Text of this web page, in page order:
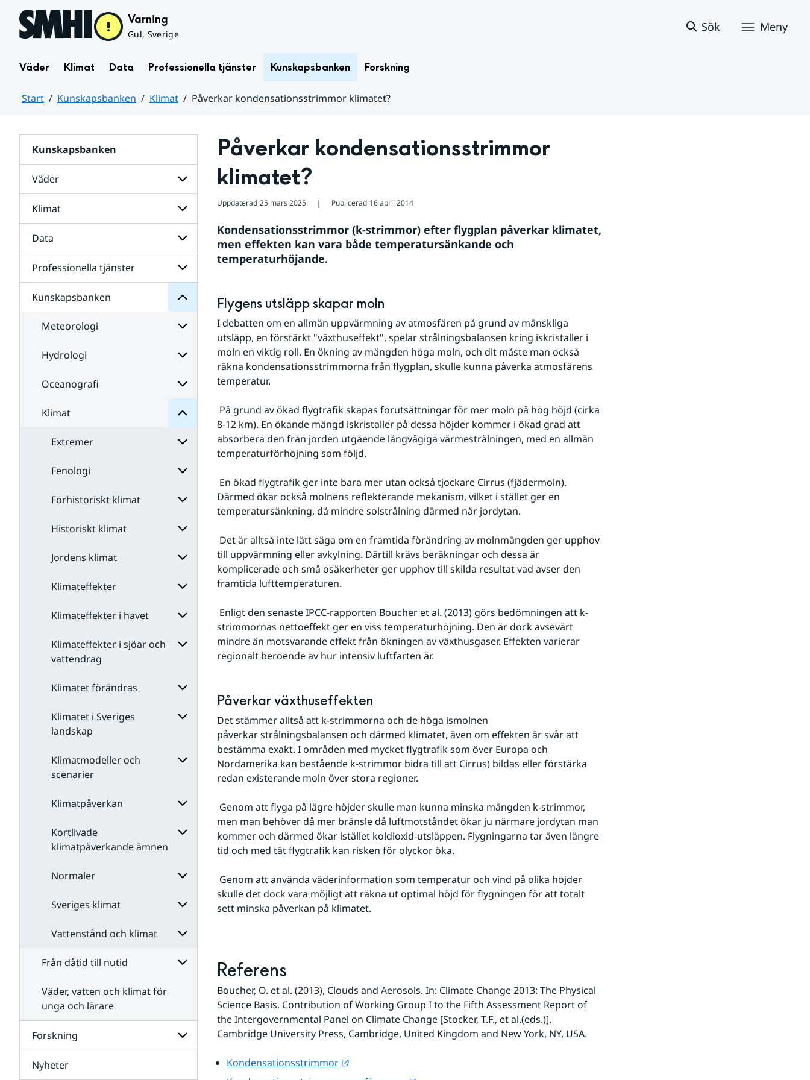
Hoppa till sidans innehåll Varning
Gul, Sverige
Sök Meny
Väder Klimat Data Professionella tjänster Kunskapsbanken Forskning
Start Kunskapsbanken Klimat
Påverkar kondensationsstrimmor klimatet?
Kunskapsbanken
Väder
Undersidor
för
Väder
Klimat
Undersidor
för
Klimat
Data
Undersidor
för
Data
Professionella tjänster
Undersidor
Professionella
tjänster
Kunskapsbanken
Undersidor
för
Kunskapsbanken
Meteorologi
Undersidor
Meteorologi
Hydrologi
Undersidor
Hydrologi
Oceanografi
Undersidor
Oceanografi
Klimat
Undersidor
Klimat
Extremer
Undersidor
Extremer
Fenologi
Undersidor
Fenologi
Förhistoriskt klimat
Undersidor
Förhistoriskt
klimat
Historiskt klimat
Undersidor
Historiskt
klimat
Jordens klimat
Undersidor
Jordens
klimat
Klimateffekter
Undersidor
Klimateffekter
Klimateffekter i havet
Undersidor
havet
Klimateffekter i sjöar och
vattendrag
för
Klimateffekter
sjöar
vattendrag
Klimatet förändras
Undersidor
Klimatet i Sveriges
landskap
Undersidor
för
landskap
Klimatmodeller och
scenarier
för
Klimatmodeller
scenarier
Klimatpåverkan
Undersidor
Klimatpåverkan
Kortlivade
klimatpåverkande ämnen
för
klimatpåverkande
ämnen
Normaler
Undersidor
Normaler
Sveriges klimat
Undersidor
Sveriges
klimat
Vattenstånd och klimat
Undersidor
Vattenstånd
Från dåtid till nutid
Undersidor
till
nutid
Väder, vatten och klimat för
unga och lärare
Forskning
Undersidor
Nyheter
Påverkar kondensationsstrimmor
klimatet?
Uppdaterad 25 mars 2025 ❘ Publicerad 16 april 2014
Kondensationsstrimmor (k-strimmor) efter flygplan påverkar klimatet,
men effekten kan vara både temperatursänkande och
temperaturhöjande.
Flygens utsläpp skapar moln
I debatten om en allmän uppvärmning av atmosfären på grund av mänskliga
utsläpp, en förstärkt "växthuseffekt", spelar strålningsbalansen kring iskristaller i
moln en viktig roll. En ökning av mängden höga moln, och dit måste man också
räkna kondensationsstrimmorna från flygplan, skulle kunna påverka atmosfärens
temperatur.
8-12 km). En ökande mängd iskristaller på dessa höjder kommer i ökad grad att
absorbera den från jorden utgående långvågiga värmestrålningen, med en allmän
temperaturförhöjning som följd.
Därmed ökar också molnens reflekterande mekanism, vilket i stället ger en
temperatursänkning, då mindre solstrålning därmed når jordytan.
till uppvärmning eller avkylning. Därtill krävs beräkningar och dessa är
komplicerade och små osäkerheter ger upphov till skilda resultat vad avser den
framtida lufttemperaturen.
strimmornas nettoeffekt ger en viss temperaturhöjning. Den är dock avsevärt
mindre än motsvarande effekt från ökningen av växthusgaser. Effekten varierar
regionalt beroende av hur intensiv luftfarten är.
Påverkar växthuseffekten
Det stämmer alltså att k-strimmorna och de höga ismolnen
påverkar strålningsbalansen och därmed klimatet, även om effekten är svår att
bestämma exakt. I områden med mycket flygtrafik som över Europa och
Nordamerika kan bestående k-strimmor bidra till att Cirrus) bildas eller förstärka
redan existerande moln över stora regioner.
men man behöver då mer bränsle då luftmotståndet ökar ju närmare jordytan man
kommer och därmed ökar istället koldioxid-utsläppen. Flygningarna tar även längre
tid och med tät flygtrafik kan risken för olyckor öka.
skulle det dock vara möjligt att räkna ut optimal höjd för flygningen för att totalt
sett minska påverkan på klimatet.
Referens
Boucher, O. et al. (2013), Clouds and Aerosols. In: Climate Change 2013: The Physical
Science Basis. Contribution of Working Group I to the Fifth Assessment Report of
the Intergovernmental Panel on Climate Change [Stocker, T.F., et al.(eds.)].
Cambridge University Press, Cambridge, United Kingdom and New York, NY, USA.
Kondensationsstrimmor
Länk till annan webbplats.